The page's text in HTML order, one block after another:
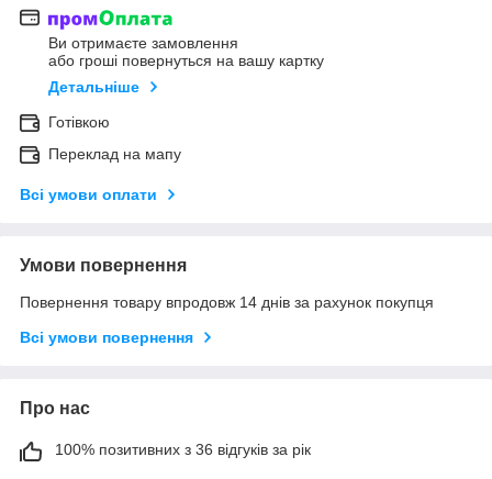
Ви отримаєте замовлення
або гроші повернуться на вашу картку
Детальніше
Готівкою
Переклад на мапу
Всі умови оплати
Умови повернення
Повернення товару впродовж 14 днів за рахунок покупця
Всі умови повернення
Про нас
100% позитивних з 36 відгуків за рік